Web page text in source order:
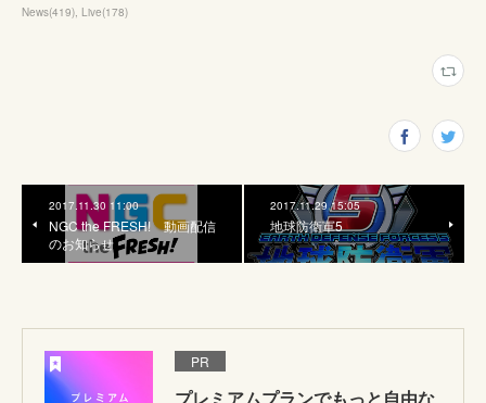
News(419) Live(178)
2017.11.30 11:00
NGC the FRESH! 動画配信
のお知らせ
2017.11.29 15:05
地球防衛軍5
PR
プレミアムプランでもっと自由な